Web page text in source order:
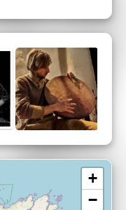
notre soutien.
plusieurs
hébreu, et
au qanûn
dans tout
aux
+
−